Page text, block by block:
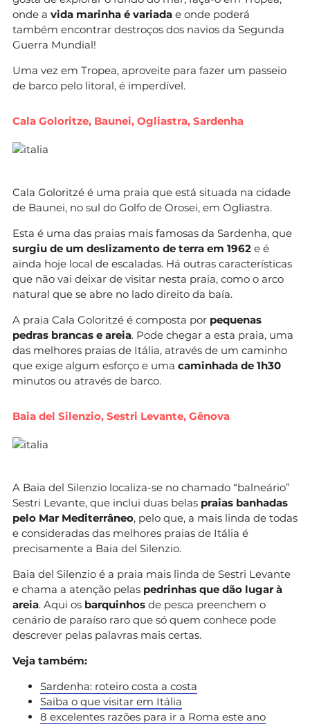
onde a vida marinha é variada e onde poderá
também encontrar destroços dos navios da Segunda
Guerra Mundial!
Uma vez em Tropea, aproveite para fazer um passeio
de barco pelo litoral, é imperdível.
Cala Goloritze, Baunei, Ogliastra, Sardenha
Cala Goloritzé é uma praia que está situada na cidade
de Baunei, no sul do Golfo de Orosei, em Ogliastra.
Esta é uma das praias mais famosas da Sardenha, que
surgiu de um deslizamento de terra em 1962 e é
ainda hoje local de escaladas. Há outras características
que não vai deixar de visitar nesta praia, como o arco
natural que se abre no lado direito da baía.
A praia Cala Goloritzé é composta por pequenas
pedras brancas e areia. Pode chegar a esta praia, uma
das melhores praias de Itália, através de um caminho
que exige algum esforço e uma caminhada de 1h30
minutos ou através de barco.
Baia del Silenzio, Sestri Levante, Gênova
A Baia del Silenzio localiza-se no chamado “balneário”
Sestri Levante, que inclui duas belas praias banhadas
pelo Mar Mediterrâneo, pelo que, a mais linda de todas
e consideradas das melhores praias de Itália é
precisamente a Baia del Silenzio.
Baia del Silenzio é a praia mais linda de Sestri Levante
e chama a atenção pelas pedrinhas que dão lugar à
areia. Aqui os barquinhos de pesca preenchem o
cenário de paraíso raro que só quem conhece pode
descrever pelas palavras mais certas.
Veja também:
Sardenha: roteiro costa a costa
Saiba o que visitar em Itália
8 excelentes razões para ir a Roma este ano